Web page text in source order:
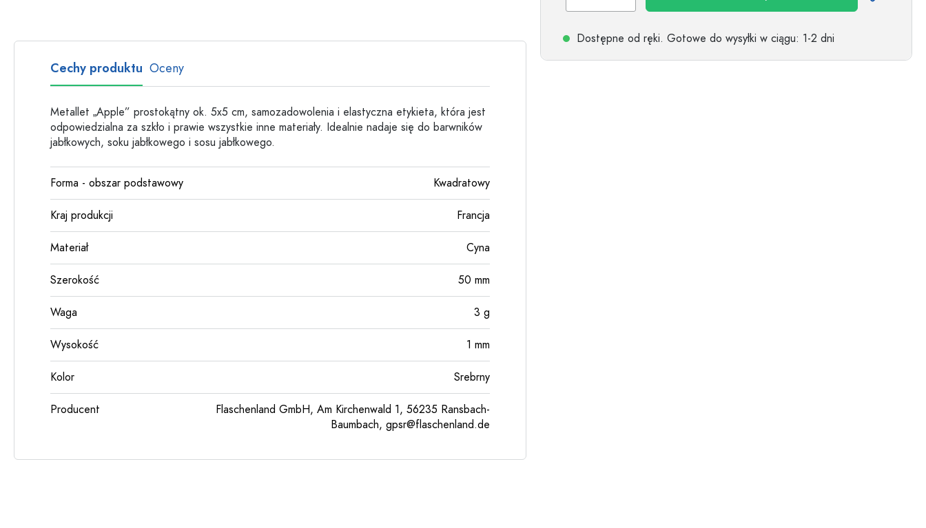
Dostępne od ręki. Gotowe do wysyłki w ciągu: 1-2 dni
Cechy produktu Oceny
Metallet „Apple” prostokątny ok. 5x5 cm, samozadowolenia i elastyczna etykieta, która jest
odpowiedzialna za szkło i prawie wszystkie inne materiały. Idealnie nadaje się do barwników
jabłkowych, soku jabłkowego i sosu jabłkowego.
Forma - obszar podstawowy Kwadratowy
Kraj produkcji Francja
Materiał Cyna
Szerokość 50 mm
Waga 3 g
Wysokość 1 mm
Kolor Srebrny
Producent
Flaschenland GmbH, Am Kirchenwald 1, 56235 Ransbach-
Baumbach, gpsr@flaschenland.de